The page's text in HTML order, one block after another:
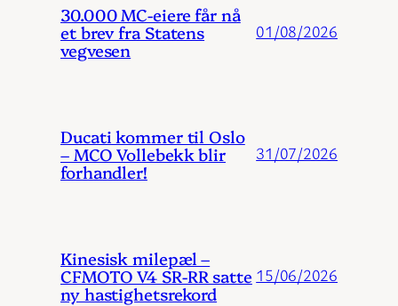
30.000 MC-eiere får nå
et brev fra Statens
vegvesen
01/08/2026
Ducati kommer til Oslo
– MCO Vollebekk blir
forhandler!
31/07/2026
Kinesisk milepæl –
CFMOTO V4 SR-RR satte
ny hastighetsrekord
15/06/2026